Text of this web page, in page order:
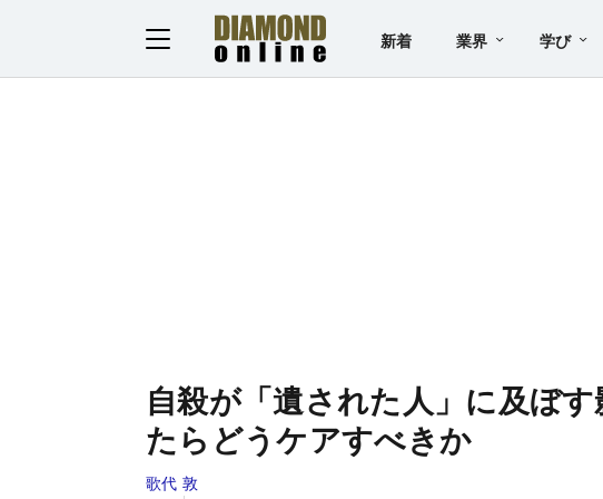
新着 業界 学び
自殺が「遺された人」に及ぼ
たらどうケアすべきか
歌代 敦